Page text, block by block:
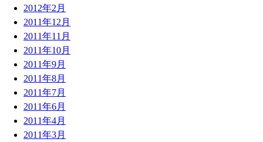
2012年2月
2011年12月
2011年11月
2011年10月
2011年9月
2011年8月
2011年7月
2011年6月
2011年4月
2011年3月